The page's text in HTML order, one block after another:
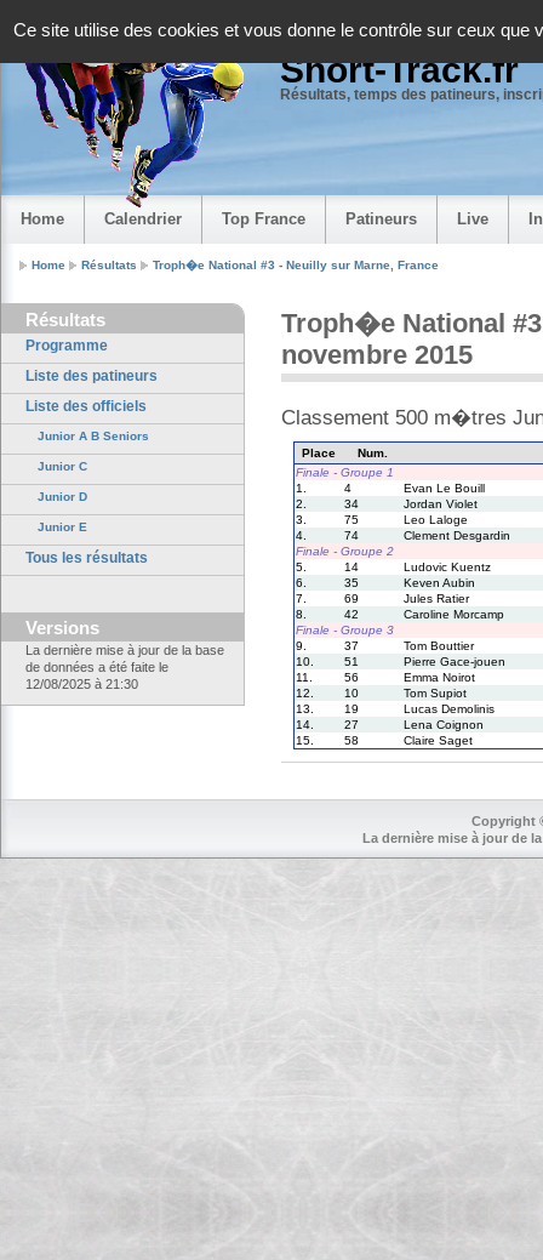
Ce site utilise des cookies et vous donne le contrôle sur ceux que
Short-Track.fr
Résultats, temps des patineurs,
Home Calendrier Top France Patineurs Live
Home Résultats Troph�e National #3 - Neuilly sur Marne, France
Résultats
Programme
Liste des patineurs
Liste des officiels
Junior A B Seniors
Junior C
Junior D
Junior E
Tous les résultats
Versions
La dernière mise à jour de la base
de données a été faite le
12/08/2025 à 21:30
Troph�e National
novembre 2015
Classement 500 m�tres
Place
Num.
Finale - Groupe 1
1.
4
Evan Le Bouill
2.
34
Jordan Violet
3.
75
Leo Laloge
4.
74
Clement Desgardin
Finale - Groupe 2
5.
14
Ludovic Kuentz
6.
35
Keven Aubin
7.
69
Jules Ratier
8.
42
Caroline Morcamp
Finale - Groupe 3
9.
37
Tom Bouttier
10.
51
Pierre Gace-jouen
11.
56
Emma Noirot
12.
10
Tom Supiot
13.
19
Lucas Demolinis
14.
27
Lena Coignon
15.
58 Claire Saget
Copyright
La dernière mise à jour de